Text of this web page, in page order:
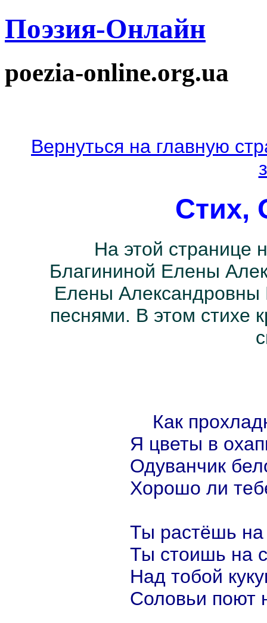
Поэзия-Онлайн
poezia-online.org.ua
Вернуться на главную
Стих,
На этой странице
Благининой Елены
Елены Александровны
песнями. В этом стихе
Как
Я цветы в
Одуванчик
Хорошо ли
Ты растёшь
Ты стоишь на
Над тобой
Соловьи поют